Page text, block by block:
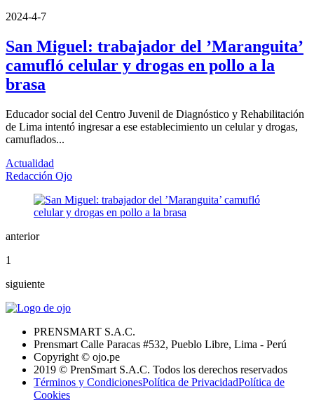
2024-4-7
San Miguel: trabajador del ’Maranguita’
camufló celular y drogas en pollo a la
brasa
Educador social del Centro Juvenil de Diagnóstico y Rehabilitación
de Lima intentó ingresar a ese establecimiento un celular y drogas,
camuflados...
Actualidad
Redacción Ojo
anterior
1
siguiente
PRENSMART S.A.C.
Prensmart Calle Paracas #532, Pueblo Libre, Lima - Perú
Copyright © ojo.pe
2019 © PrenSmart S.A.C. Todos los derechos reservados
Términos y CondicionesPolítica de PrivacidadPolítica de
Cookies